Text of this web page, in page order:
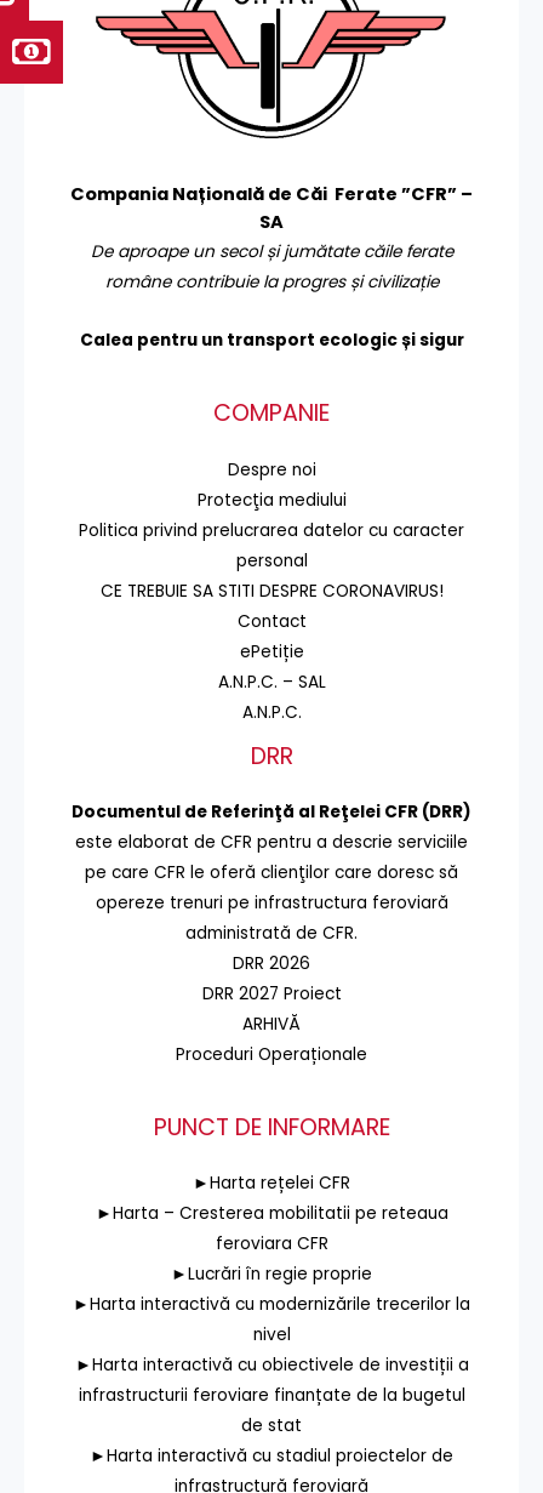
Compania Națională de Căi Ferate ”CFR” –
SA
De aproape un secol și jumătate căile ferate
române contribuie la progres și civilizație
Calea pentru un transport ecologic și sigur
COMPANIE
Despre noi
Protecţia mediului
Politica privind prelucrarea datelor cu caracter
personal
CE TREBUIE SA STITI DESPRE CORONAVIRUS!
Contact
ePetiție
A.N.P.C. – SAL
A.N.P.C.
DRR
Documentul de Referinţă al Reţelei CFR (DRR)
este elaborat de CFR pentru a descrie serviciile
pe care CFR le oferă clienţilor care doresc să
opereze trenuri pe infrastructura feroviară
administrată de CFR.
DRR 2026
DRR 2027 Proiect
ARHIVĂ
Proceduri Operaționale
PUNCT DE INFORMARE
►Harta rețelei CFR
►Harta – Cresterea mobilitatii pe reteaua
feroviara CFR
►Lucrări în regie proprie
►Harta interactivă cu modernizările trecerilor la
nivel
►Harta interactivă cu obiectivele de investiții a
infrastructurii feroviare finanțate de la bugetul
de stat
►Harta interactivă cu stadiul proiectelor de
infrastructură feroviară